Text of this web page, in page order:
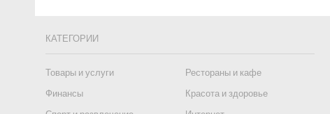
КАТЕГОРИИ
Товары и услуги
Рестораны и кафе
Финансы
Красота и здоровье